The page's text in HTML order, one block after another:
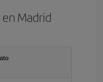
Madrid